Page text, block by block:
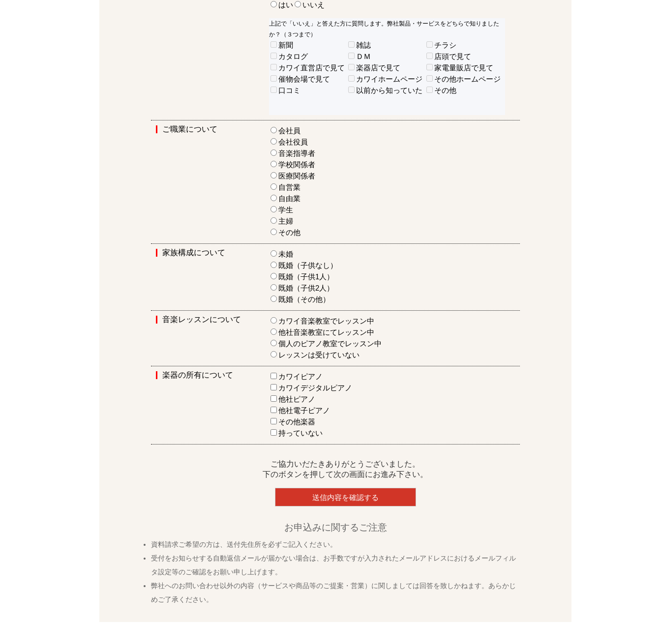
はい いいえ
上記で「いいえ」と答えた方に質問します。弊社製品・サービスをどちらで知りました
か？（３つまで）
新聞 雑誌
チラシ
カタログ
ＤＭ
店頭で見て
カワイ直営店で見て
楽器店で見て
家電量販店で見て
催物会場で見て
カワイホームページ
その他ホームページ
口コミ
以前から知っていた その他
ご職業について
会社員
会社役員
音楽指導者
学校関係者
医療関係者
自営業
自由業
学生
主婦
その他
家族構成について
未婚
既婚（子供なし）
既婚（子供1人）
既婚（子供2人）
既婚（その他）
音楽レッスンについて
カワイ音楽教室でレッスン中
他社音楽教室にてレッスン中
個人のピアノ教室でレッスン中
レッスンは受けていない
楽器の所有について
カワイピアノ
カワイデジタルピアノ
他社ピアノ
他社電子ピアノ
その他楽器
持っていない
ご協力いだたきありがとうございました。
下のボタンを押して次の画面にお進み下さい。
お申込みに関するご注意
資料請求ご希望の方は、送付先住所を必ずご記入ください。
受付をお知らせする自動返信メールが届かない場合は、お手数ですが入力されたメールアドレスにおけるメールフィル
タ設定等のご確認をお願い申し上げます。
弊社へのお問い合わせ以外の内容（サービスや商品等のご提案・営業）に関しましては回答を致しかねます。あらかじ
めご了承ください。